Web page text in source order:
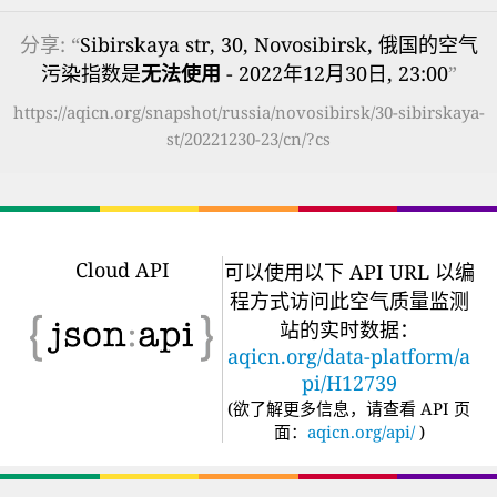
分享: “Sibirskaya str, 30, Novosibirsk, 俄国的空气
污染指数是无法使用 - 2022年12月30日, 23:00”
https://aqicn.org/snapshot/russia/novosibirsk/30-sibirskaya-
st/20221230-23/cn/?cs
Cloud API
可以使用以下 API URL 以编
程方式访问此空气质量监测
站的实时数据：
aqicn.org/data-platform/a
pi/H12739
(欲了解更多信息，请查看 API 页
面： aqicn.org/api/ )